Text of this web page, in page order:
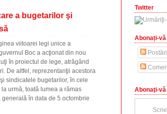
a bugetarilor şi
viitoarei legi unice a
Boc a acţionat din nou
în proiectul de lege, atrăgând
De altfel, reprezentanţii acestora
sindicatele bugetarilor, în cele
urmă, toată lumea a rămas
în data de 5 octombrie
Twitter
Abonați-vă
Postări
Abonaţi-